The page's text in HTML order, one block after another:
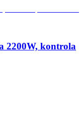
2200W, kontrola